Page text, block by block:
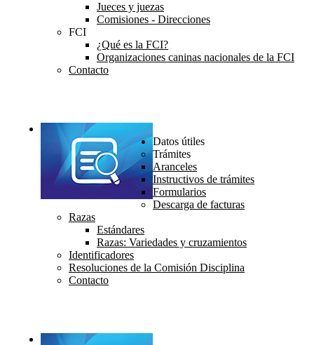
Jueces y juezas
Comisiones - Direcciones
FCI
¿Qué es la FCI?
Organizaciones caninas nacionales de la FCI
Contacto
Datos útiles
Trámites
Aranceles
Instructivos de trámites
Formularios
Descarga de facturas
Razas
Estándares
Razas: Variedades y cruzamientos
Identificadores
Resoluciones de la Comisión Disciplina
Contacto